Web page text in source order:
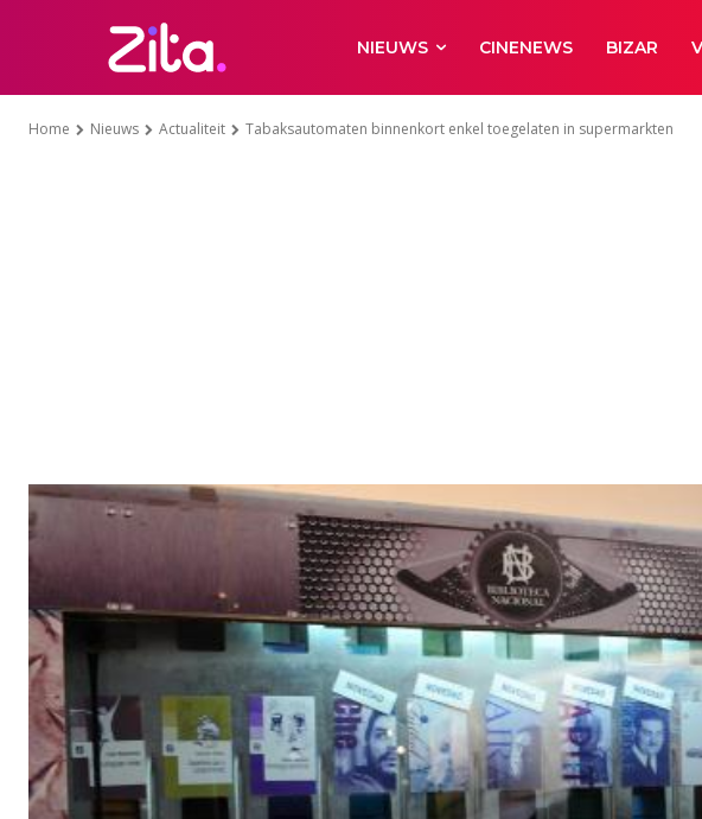
NIEUWS CINENEWS BIZAR
Home Nieuws Actualiteit Tabaksautomaten binnenkort enkel toegelaten in supermarkten